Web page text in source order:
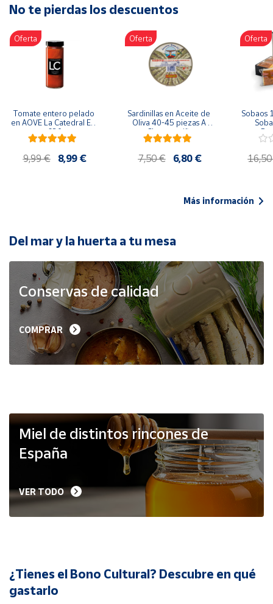
Artesanía
Oficina y
Papelería
Para Canarias,
Ceuta y Melilla
populares
Bono
Cultural
de Correos
Market
Productos
Solidarios
Ayuda
Vendedores
Mapa de
Hazte
vendedor
Cuenta
No te pierdas los descuentos
Oferta
Tomate entero pelado
en AOVE La Catedral ER-
630
9,99 € 8,99 €
Oferta
Sardinillas en Aceite de
Oliva 40-45 piezas A
Churrusquiña
7,50 € 6,80 €
Oferta
Sobaos
Más información
Del mar y la huerta a tu mesa
Conservas de calidad
COMPRAR
Miel de distintos rincones de
España
VER TODO
¿Tienes el Bono Cultural? Descubre en qué
gastarlo